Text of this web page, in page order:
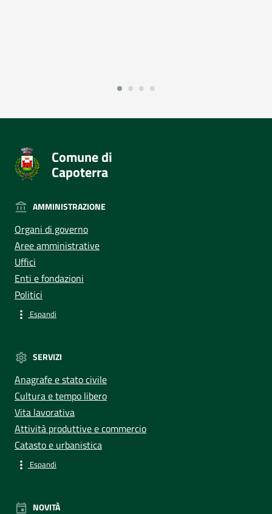
Comune di
Capoterra
AMMINISTRAZIONE
Organi di governo
Aree amministrative
Uffici
Enti e fondazioni
Politici
Espandi
SERVIZI
Anagrafe e stato civile
Cultura e tempo libero
Vita lavorativa
Attività produttive e commercio
Catasto e urbanistica
Espandi
NOVITÀ